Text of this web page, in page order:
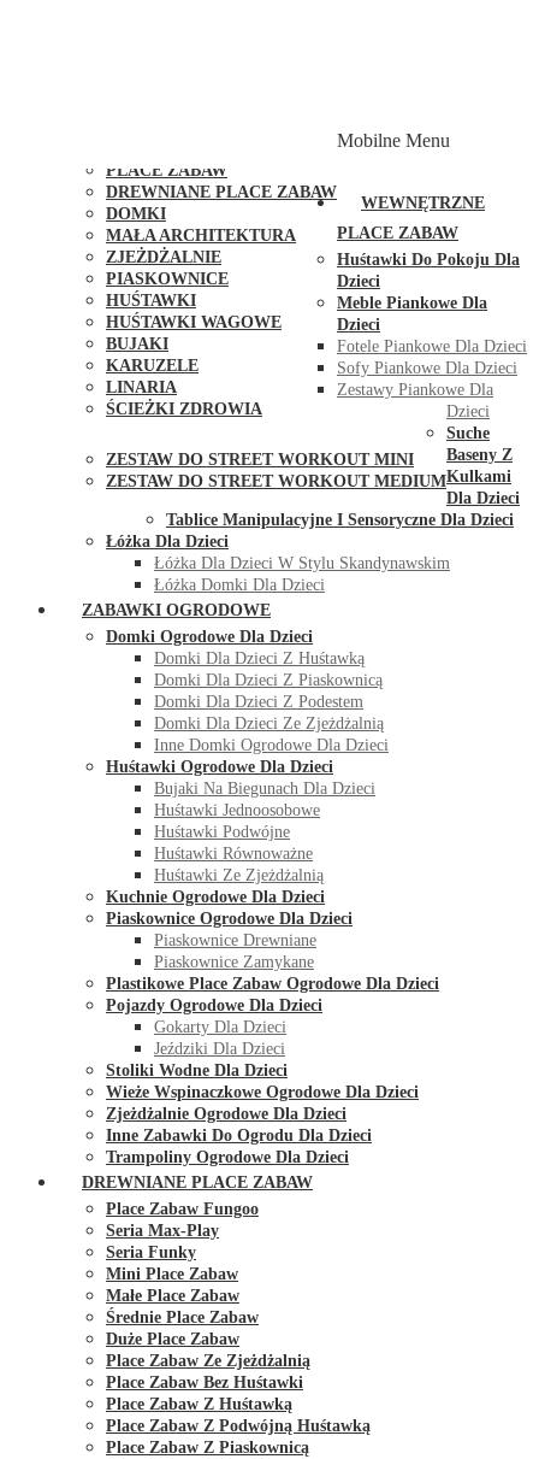
PLACE ZABAW
DREWNIANE PLACE ZABAW
DOMKI
MAŁA ARCHITEKTURA
ZJEŻDŻALNIE
PIASKOWNICE
HUŚTAWKI
HUŚTAWKI WAGOWE
BUJAKI
KARUZELE
LINARIA
ŚCIEŻKI ZDROWIA
ZESTAW DO STREET WORKOUT MINI
ZESTAW DO STREET WORKOUT MEDIUM
Mobilne Menu
WEWNĘTRZNE
PLACE ZABAW
Huśtawki Do Pokoju Dla
Dzieci
Meble Piankowe Dla
Dzieci
Fotele Piankowe Dla Dzieci
Sofy Piankowe Dla Dzieci
Zestawy Piankowe Dla
Dzieci
Suche
Baseny Z
Kulkami
Dla Dzieci
Tablice Manipulacyjne I Sensoryczne Dla Dzieci
Łóżka Dla Dzieci
Łóżka Dla Dzieci W Stylu Skandynawskim
Łóżka Domki Dla Dzieci
ZABAWKI OGRODOWE
Domki Ogrodowe Dla Dzieci
Domki Dla Dzieci Z Huśtawką
Domki Dla Dzieci Z Piaskownicą
Domki Dla Dzieci Z Podestem
Domki Dla Dzieci Ze Zjeżdżalnią
Inne Domki Ogrodowe Dla Dzieci
Huśtawki Ogrodowe Dla Dzieci
Bujaki Na Biegunach Dla Dzieci
Huśtawki Jednoosobowe
Huśtawki Podwójne
Huśtawki Równoważne
Huśtawki Ze Zjeżdżalnią
Kuchnie Ogrodowe Dla Dzieci
Piaskownice Ogrodowe Dla Dzieci
Piaskownice Drewniane
Piaskownice Zamykane
Plastikowe Place Zabaw Ogrodowe Dla Dzieci
Pojazdy Ogrodowe Dla Dzieci
Gokarty Dla Dzieci
Jeździki Dla Dzieci
Stoliki Wodne Dla Dzieci
Wieże Wspinaczkowe Ogrodowe Dla Dzieci
Zjeżdżalnie Ogrodowe Dla Dzieci
Inne Zabawki Do Ogrodu Dla Dzieci
Trampoliny Ogrodowe Dla Dzieci
DREWNIANE PLACE ZABAW
Place Zabaw Fungoo
Seria Max-Play
Seria Funky
Mini Place Zabaw
Małe Place Zabaw
Średnie Place Zabaw
Duże Place Zabaw
Place Zabaw Ze Zjeżdżalnią
Place Zabaw Bez Huśtawki
Place Zabaw Z Huśtawką
Place Zabaw Z Podwójną Huśtawką
Place Zabaw Z Piaskownicą